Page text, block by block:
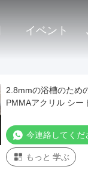
イベント
2.8mmの浴槽のため
PMMAアクリル シー
今連絡してくだ
もっと 学ぶ